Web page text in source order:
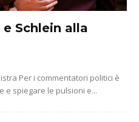
e Schlein alla
Per i commentatori politici è
e spiegare le pulsioni e...